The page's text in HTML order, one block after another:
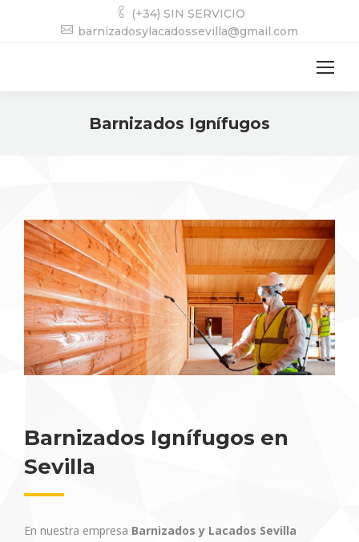
(+34) SIN SERVICIO
barnizadosylacadossevilla@gmail.com
Barnizados Ignífugos
Barnizados Ignífugos en
Sevilla
En nuestra empresa Barnizados y Lacados Sevilla